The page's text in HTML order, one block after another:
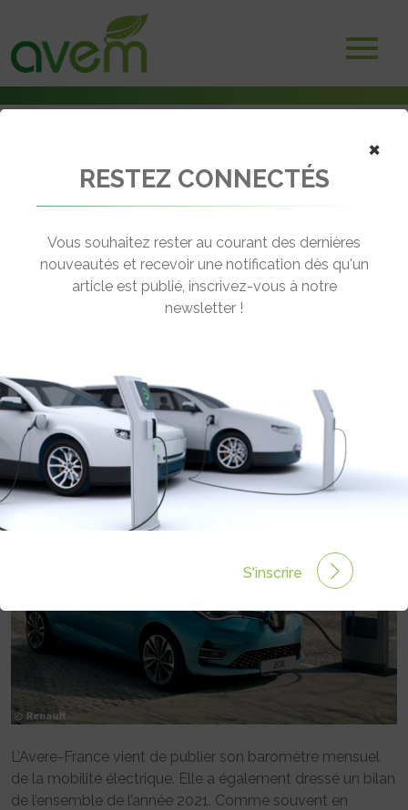
Immatriculations : les véhicules électriques au plus haut en 2021
← Revenir aux actualités
VÉHICULES ÉLECTRIQUES AU PLUS
HAUT EN 2021
Rédigé par Emmanuel Maumon le 10 Jan 2022 à 06:00
0 commentaires
L’Avere-France vient de publier son baromètre mensuel
de la mobilité électrique. Elle a également dressé un bilan
de l’ensemble de l’année 2021. Comme souvent en
×
RESTEZ CONNECTÉS
Vous souhaitez rester au courant des dernières
nouveautés et recevoir une notification dès qu'un
article est publié, inscrivez-vous à notre
newsletter !
S'inscrire